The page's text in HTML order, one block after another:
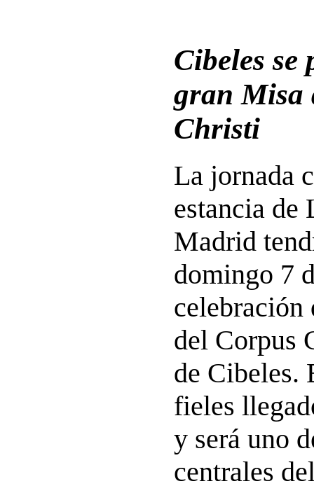
Cibeles se
gran Misa
Christi
La jornada
estancia de
Madrid
domingo 7
celebración
del Corpus
de Cibeles.
fieles
y será uno
centrales